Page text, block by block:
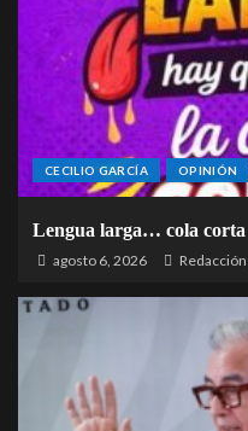
CECILIO GARCÍA OPINIÓN
Lengua larga… cola corta
agosto 6, 2026 Redacción